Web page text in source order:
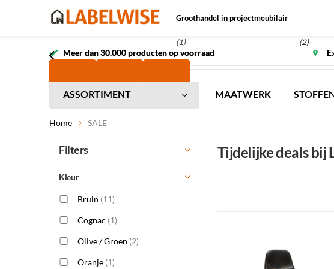
Groothandel in projectmeubilair
(1) (2)
Meer dan 30.000 producten op voorraad
Meer dan 30.000 producten op voorraad
ASSORTIMENT MAATWERK
Home SALE
Tijdelijke deals bij
Filters
Kleur
Bruin (11)
Cognac (1)
Olive / Groen (2)
Oranje (1)